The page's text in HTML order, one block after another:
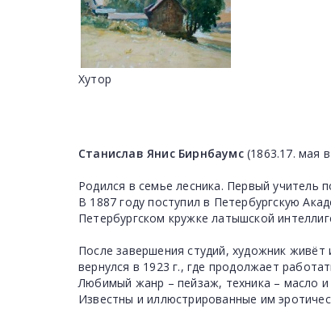
Хутор
Станислав Янис Бирнбаумс(1863.17. мая
Родился в семье лесника. Первый учитель
В 1887 году поступил в Петербургскую
Петербургском кружке латышской
После завершения студий, художник
вернулся в 1923 г., где продолжает
Любимый жанр – пейзаж, техника – масло и
Известны и иллюстрированные им